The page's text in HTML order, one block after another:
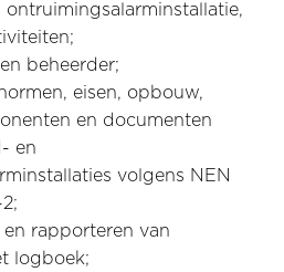
ontruimingsalarminstallatie,
beheerder;
eisen, opbouw,
en documenten
en
volgens NEN
en rapporteren van
logboek;